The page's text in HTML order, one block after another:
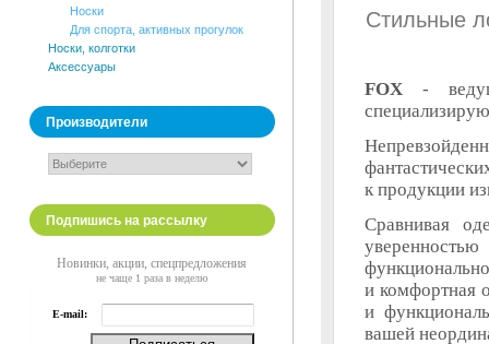
Носки
Для спорта, активных прогулок
Носки, колготки
Аксессуары
Производители
Подпишись на рассылку
Новинки, акции, спецпредложения
не чаще 1 раза в неделю
E-mail:
Стильные
FOX -
к продукции
Сравнивая
и комфортная
и
вашей